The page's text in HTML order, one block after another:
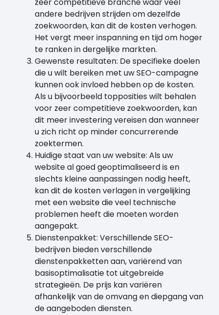
zeer competitieve branche waar veel
andere bedrijven strijden om dezelfde
zoekwoorden, kan dit de kosten verhogen.
Het vergt meer inspanning en tijd om hoger
te ranken in dergelijke markten.
Gewenste resultaten: De specifieke doelen
die u wilt bereiken met uw SEO-campagne
kunnen ook invloed hebben op de kosten.
Als u bijvoorbeeld topposities wilt behalen
voor zeer competitieve zoekwoorden, kan
dit meer investering vereisen dan wanneer
u zich richt op minder concurrerende
zoektermen.
Huidige staat van uw website: Als uw
website al goed geoptimaliseerd is en
slechts kleine aanpassingen nodig heeft,
kan dit de kosten verlagen in vergelijking
met een website die veel technische
problemen heeft die moeten worden
aangepakt.
Dienstenpakket: Verschillende SEO-
bedrijven bieden verschillende
dienstenpakketten aan, variërend van
basisoptimalisatie tot uitgebreide
strategieën. De prijs kan variëren
afhankelijk van de omvang en diepgang van
de aangeboden diensten.